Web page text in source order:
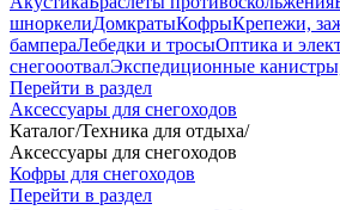
шноркелиДомкратыКофрыКрепежи,
бампераЛебедки и тросыОптика и
снегооотвалЭкспедиционные
Перейти в раздел
Аксессуары для снегоходов
Каталог/Техника для отдыха/
Аксессуары для снегоходов
Кофры для снегоходов
Перейти в раздел